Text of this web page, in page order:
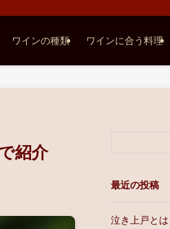
ワインの種類 ワインに合う料理
紹介
最近の投稿
泣き上戸と